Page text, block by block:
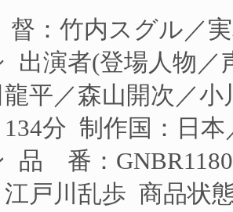
：竹内スグル／実
出演者(登場人物／
龍平／森山開次／
134分 制作国：日
品 番：
戸川乱歩 商品状